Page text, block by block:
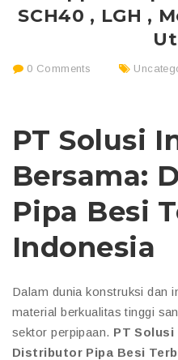
SCH40 , LGH ,
0 Comments
PT Solusi
Bersama:
Pipa Besi
Indonesia
Dalam dunia konstruksi dan
material berkualitas tinggi
sektor perpipaan. PT
Distributor Pipa Besi